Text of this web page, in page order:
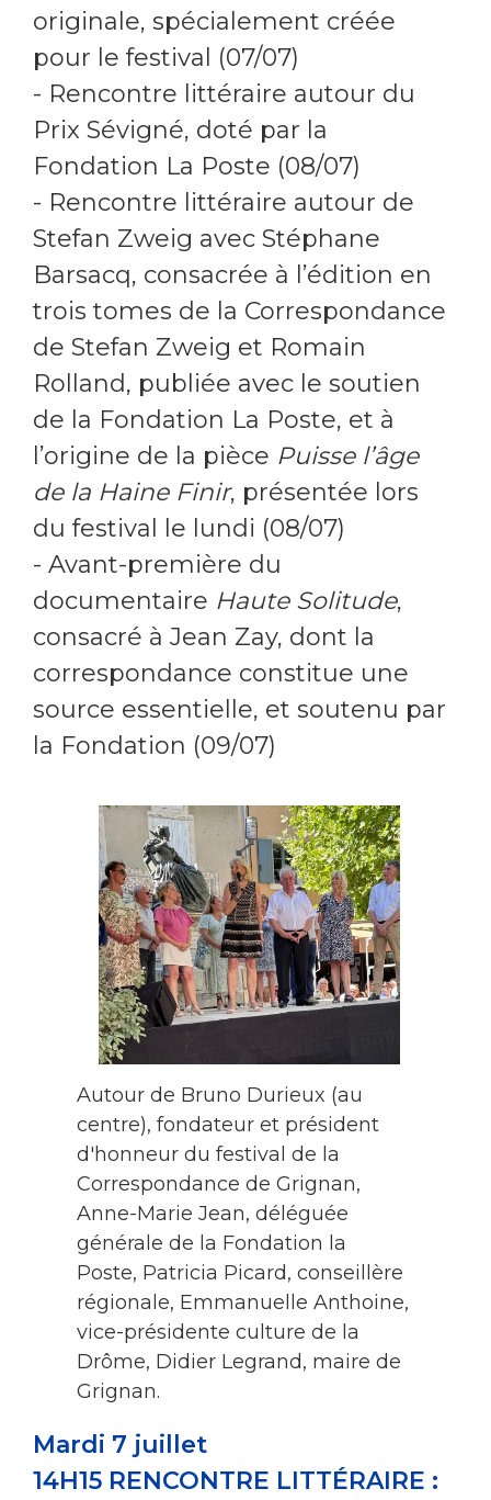
originale, spécialement créée
pour le festival (07/07)
- Rencontre littéraire autour du
Prix Sévigné, doté par la
Fondation La Poste (08/07)
- Rencontre littéraire autour de
Stefan Zweig avec Stéphane
Barsacq, consacrée à l’édition en
trois tomes de la Correspondance
de Stefan Zweig et Romain
Rolland, publiée avec le soutien
de la Fondation La Poste, et à
l’origine de la pièce Puisse l’âge
de la Haine Finir, présentée lors
du festival le lundi (08/07)
- Avant-première du
documentaire Haute Solitude,
consacré à Jean Zay, dont la
correspondance constitue une
source essentielle, et soutenu par
la Fondation (09/07)
Autour de Bruno Durieux (au
centre), fondateur et président
d'honneur du festival de la
Correspondance de Grignan,
Anne-Marie Jean, déléguée
générale de la Fondation la
Poste, Patricia Picard, conseillère
régionale, Emmanuelle Anthoine,
vice-présidente culture de la
Drôme, Didier Legrand, maire de
Grignan.
Mardi 7 juillet
14H15 RENCONTRE LITTÉRAIRE :